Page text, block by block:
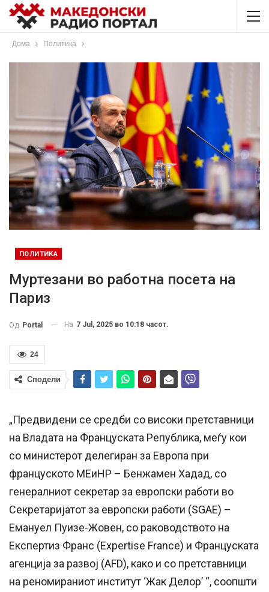
Дома Политика
ПОЛИТИКА
Муртезани во работна посета на
Париз
Од Portal На 7 Jul, 2025 во 10:18 часот.
24
Сподели
„Предвидени се средби со високи претставници
на Владата на Француската Република, меѓу кои
со министерот делегиран за Европа при
француското МЕиНР – Бенжамен Хадад, со
генералниот секретар за европски работи во
Секретаријатот за европски работи (SGАE) –
Емануел Пуизе-Жовен, со раководството на
Експертиз Франс (Expertise France) и Француската
агенција за развој (AFD), како и со претставници
на реномираниот институт ‘Жак Делор’ “, соопшти